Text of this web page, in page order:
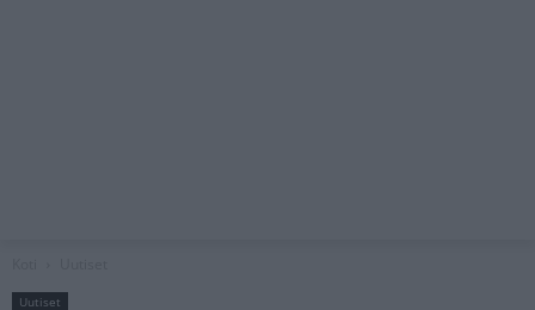
Uutiset